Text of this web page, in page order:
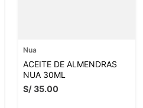
Nua
ACEITE DE ALMENDRAS
NUA 30ML
S/35.00